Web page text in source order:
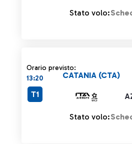
Stato volo:
Orario previsto:
13:20
CATANIA (CTA)
T1
Stato volo: